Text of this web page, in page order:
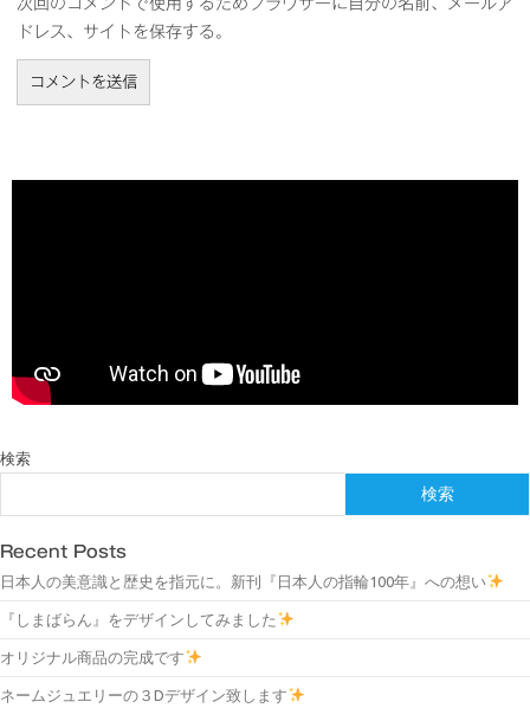
次回のコメントで使用するためブラウザーに自分の名前、メールア
ドレス、サイトを保存する。
検索
検索
Recent Posts
日本人の美意識と歴史を指元に。新刊『日本人の指輪100年』への想い
『しまばらん』をデザインしてみました
オリジナル商品の完成です
ネームジュエリーの３Dデザイン致します